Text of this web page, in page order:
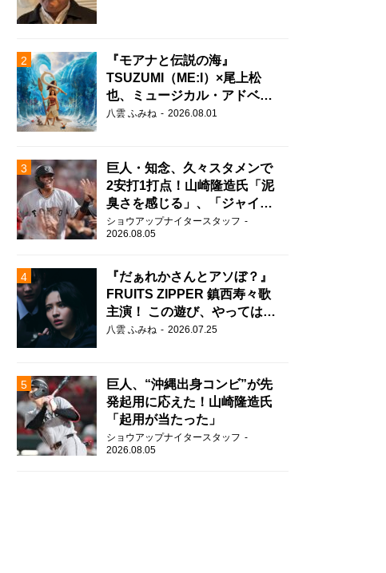
『モアナと伝説の海』
TSUZUMI（ME:I）×尾上松
也、ミュージカル・アドベン
チャーで美声を響かせる
八雲 ふみね 2026.08.01
巨人・知念、久々スタメンで
2安打1打点！山崎隆造氏「泥
臭さを感じる」、「ジャイア
ンツには少ないタイプ」
ショウアップナイタースタッフ
2026.08.05
『だぁれかさんとアソぼ？』
FRUITS ZIPPER 鎮西寿々歌
主演！ この遊び、やってはい
けません。
八雲 ふみね 2026.07.25
巨人、“沖縄出身コンビ”が先
発起用に応えた！山崎隆造氏
「起用が当たった」
ショウアップナイタースタッフ
2026.08.05